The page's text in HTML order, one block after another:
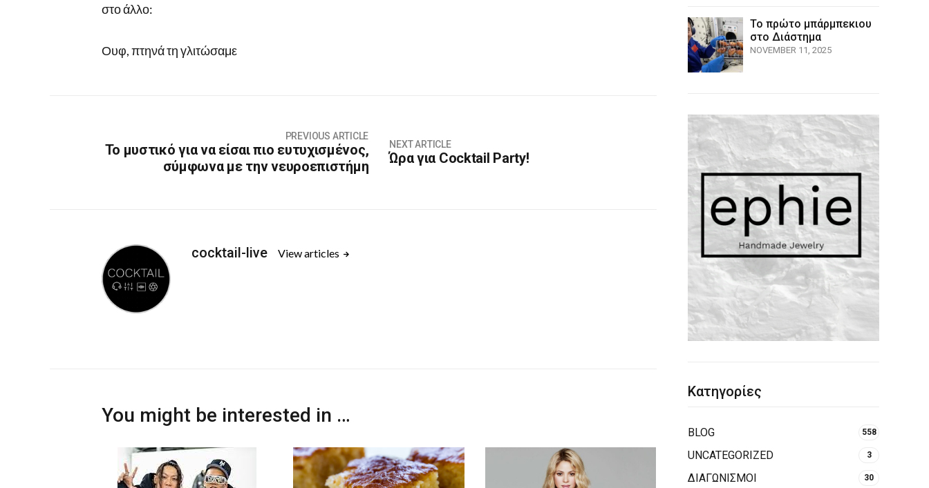
στο άλλο:
Ουφ, πτηνά τη γλιτώσαμε
PREVIOUS ARTICLE
Το μυστικό για να είσαι πιο ευτυχισμένος,
σύμφωνα με την νευροεπιστήμη
NEXT ARTICLE
Ώρα για Cocktail Party!
cocktail-live View articles
You might be interested in …
Το πρώτο μπάρμπεκιου
στο Διάστημα
NOVEMBER 11, 2025
Κατηγορίες
BLOG 558
UNCATEGORIZED 3
ΔΙΑΓΩΝΙΣΜΟΙ 30